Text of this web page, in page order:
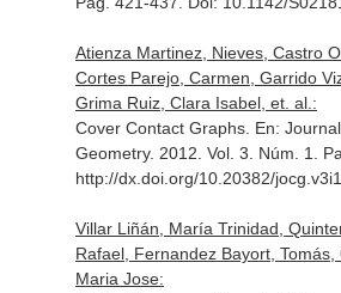
Atienza Martinez, Nieves, Castro
Cortes Parejo, Carmen, Garrido
Grima Ruiz, Clara Isabel, et. al.:
Cover Contact Graphs. En:
Geometry. 2012. Vol. 3. Núm. 1.
http://dx.doi.org/10.20382/
Villar Liñán, María Trinidad,
Rafael, Fernandez Bayort, Tomás,
Maria Jose: